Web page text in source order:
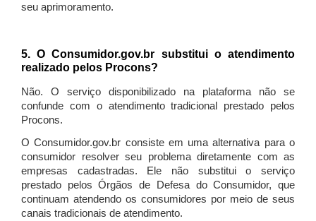
seu aprimoramento.
5. O Consumidor.gov.br substitui o atendimento
realizado pelos Procons?
Não. O serviço disponibilizado na plataforma não se
confunde com o atendimento tradicional prestado pelos
Procons.
O Consumidor.gov.br consiste em uma alternativa para o
consumidor resolver seu problema diretamente com as
empresas cadastradas. Ele não substitui o serviço
prestado pelos Órgãos de Defesa do Consumidor, que
continuam atendendo os consumidores por meio de seus
canais tradicionais de atendimento.